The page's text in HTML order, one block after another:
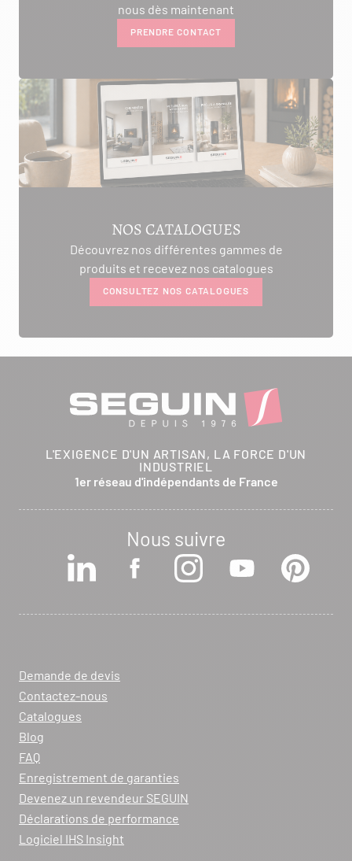
nous dès maintenant
PRENDRE CONTACT
NOS CATALOGUES
Découvrez nos différentes gammes de
produits et recevez nos catalogues
CONSULTEZ NOS CATALOGUES
L'EXIGENCE D'UN ARTISAN, LA FORCE D'UN
INDUSTRIEL
1er réseau d'indépendants de France
Nous suivre
Demande de devis
Contactez-nous
Catalogues
Blog
FAQ
Enregistrement de garanties
Devenez un revendeur SEGUIN
Déclarations de performance
Logiciel IHS Insight